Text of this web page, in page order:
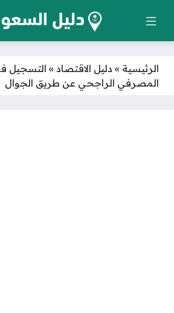
الرئيسية » دليل الاقتصاد » التسجيل
المصرفي الراجحي عن طريق الجوال